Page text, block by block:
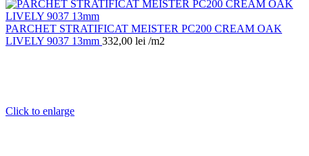
PARCHET STRATIFICAT MEISTER PC200 CREAM OAK
LIVELY 9037 13mm 332,00 lei /m2
Click to enlarge